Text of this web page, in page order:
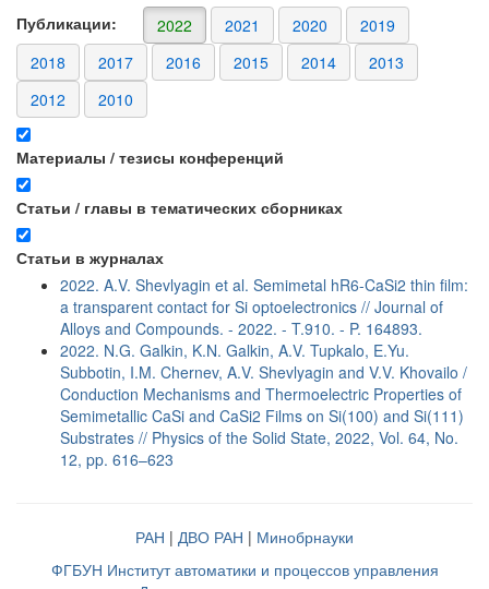
Публикации: 2022 2021 2020
2019
2018
2017 2016 2015 2014
2013
2012
2010
Материалы / тезисы конференций
Статьи / главы в тематических сборниках
Статьи в журналах
2022. A.V. Shevlyagin et al. Semimetal hR6-CaSi2 thin film:
a transparent contact for Si optoelectronics // Journal of
Alloys and Compounds. - 2022. - T.910. - P. 164893.
2022. N.G. Galkin, K.N. Galkin, A.V. Tupkalo, E.Yu.
Subbotin, I.M. Chernev, A.V. Shevlyagin and V.V. Khovailo /
Conduction Mechanisms and Thermoelectric Properties of
Semimetallic CaSi and CaSi2 Films on Si(100) and Si(111)
Substrates // Physics of the Solid State, 2022, Vol. 64, No.
12, pp. 616–623
РАН | ДВО РАН | Минобрнауки
ФГБУН Институт автоматики и процессов управления